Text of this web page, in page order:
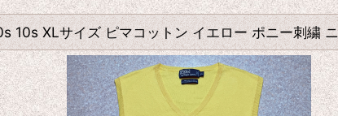
XLサイズ ピマコットン イエロー ポニー刺繍